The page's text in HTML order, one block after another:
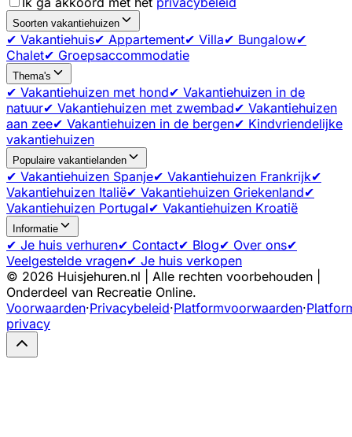
Soorten vakantiehuizen
✔ Vakantiehuis✔ Appartement✔ Villa✔ Bungalow✔
Chalet✔ Groepsaccommodatie
Thema's
✔ Vakantiehuizen met hond✔ Vakantiehuizen in de
natuur✔ Vakantiehuizen met zwembad✔ Vakantiehuizen
aan zee✔ Vakantiehuizen in de bergen✔ Kindvriendelijke
vakantiehuizen
Populaire vakantielanden
✔ Vakantiehuizen Spanje✔ Vakantiehuizen Frankrijk✔
Vakantiehuizen Italië✔ Vakantiehuizen Griekenland✔
Vakantiehuizen Portugal✔ Vakantiehuizen Kroatië
Informatie
✔ Je huis verhuren✔ Contact✔ Blog✔ Over ons✔
Veelgestelde vragen✔ Je huis verkopen
© 2026 Huisjehuren.nl | Alle rechten voorbehouden |
Onderdeel van Recreatie Online.
Voorwaarden·Privacybeleid·Platformvoorwaarden·
privacy